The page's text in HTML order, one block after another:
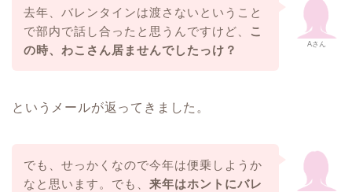
Aさん
去年、バレンタインは渡さないということ
で部内で話し合ったと思うんですけど、
こ
の時、わこさん居ませんでしたっけ？
というメールが返ってきました。
でも、せっかくなので今年は便乗しようか
なと思います。でも、 来年はホントにバレ